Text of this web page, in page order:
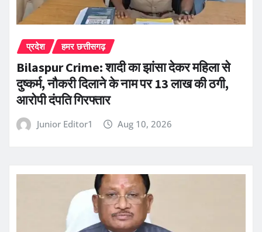
प्रदेश हमर छत्तीसगढ़
Bilaspur Crime: शादी का झांसा देकर महिला से
दुष्कर्म, नौकरी दिलाने के नाम पर 13 लाख की ठगी,
आरोपी दंपति गिरफ्तार
Junior Editor1 Aug 10, 2026